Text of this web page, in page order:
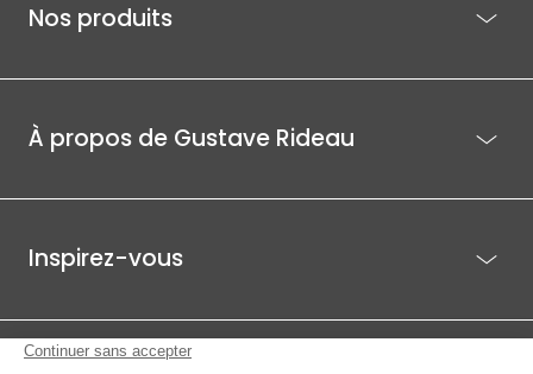
Nos produits
À propos de Gustave Rideau
Inspirez-vous